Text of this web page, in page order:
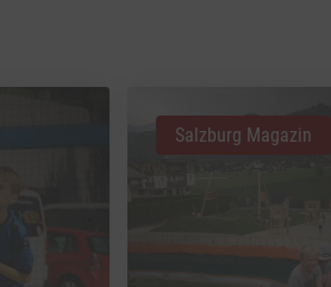
Salzburg Magazin